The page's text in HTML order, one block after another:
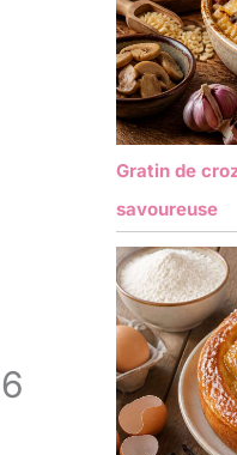
Gratin de
savoureuse